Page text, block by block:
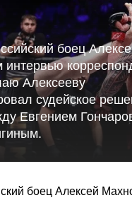
боец
интервью
Алексееву
судейское
Евгением
боец Алексей